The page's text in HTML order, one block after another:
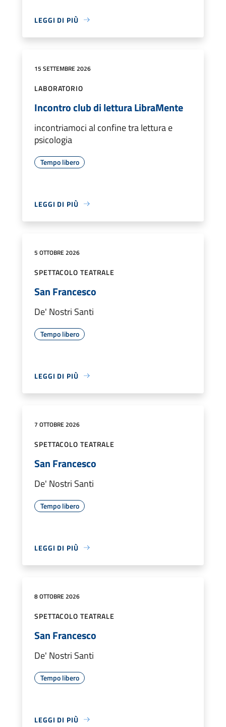
LEGGI DI PIÙ
15 SETTEMBRE 2026
LABORATORIO
Incontro club di lettura LibraMente
incontriamoci al confine tra lettura e
psicologia
Tempo libero
LEGGI DI PIÙ
5 OTTOBRE 2026
SPETTACOLO TEATRALE
San Francesco
De' Nostri Santi
Tempo libero
LEGGI DI PIÙ
7 OTTOBRE 2026
SPETTACOLO TEATRALE
San Francesco
De' Nostri Santi
Tempo libero
LEGGI DI PIÙ
8 OTTOBRE 2026
SPETTACOLO TEATRALE
San Francesco
De' Nostri Santi
Tempo libero
LEGGI DI PIÙ